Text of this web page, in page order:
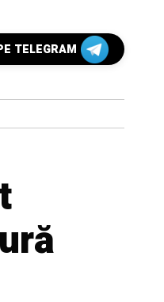
TELEGRAM